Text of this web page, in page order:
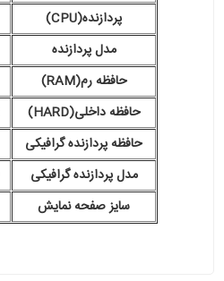
پردازنده(CPU)
مدل پردازنده
حافظه رم(RAM)
حافظه داخلی(HARD)
حافظه پردازنده گرافیکی
مدل پردازنده گرافیکی
سایز صفحه نمایش